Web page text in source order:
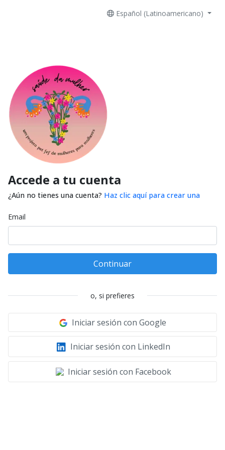
Español (Latinoamericano)
Accede a tu cuenta
¿Aún no tienes una cuenta? Haz clic aquí para crear una
Email
Continuar
o, si prefieres
Iniciar sesión con Google
Iniciar sesión con LinkedIn
Iniciar sesión con Facebook